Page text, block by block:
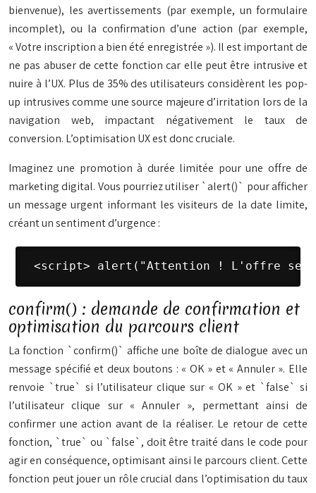
bienvenue), les avertissements (par exemple, un formulaire
incomplet), ou la confirmation d’une action (par exemple,
« Votre inscription a bien été enregistrée »). Il est important de
ne pas abuser de cette fonction car elle peut être intrusive et
nuire à l’UX. Plus de 35% des utilisateurs considèrent les pop-
up intrusives comme une source majeure d’irritation lors de la
navigation web, impactant négativement le taux de
conversion. L’optimisation UX est donc cruciale.
Imaginez une promotion à durée limitée pour une offre de
marketing digital. Vous pourriez utiliser `alert()` pour afficher
un message urgent informant les visiteurs de la date limite,
créant un sentiment d’urgence :
<script> alert("Attention ! L'offre se
confirm() : demande de confirmation et
optimisation du parcours client
La fonction `confirm()` affiche une boîte de dialogue avec un
message spécifié et deux boutons : « OK » et « Annuler ». Elle
renvoie `true` si l’utilisateur clique sur « OK » et `false` si
l’utilisateur clique sur « Annuler », permettant ainsi de
confirmer une action avant de la réaliser. Le retour de cette
fonction, `true` ou `false`, doit être traité dans le code pour
agir en conséquence, optimisant ainsi le parcours client. Cette
fonction peut jouer un rôle crucial dans l’optimisation du taux